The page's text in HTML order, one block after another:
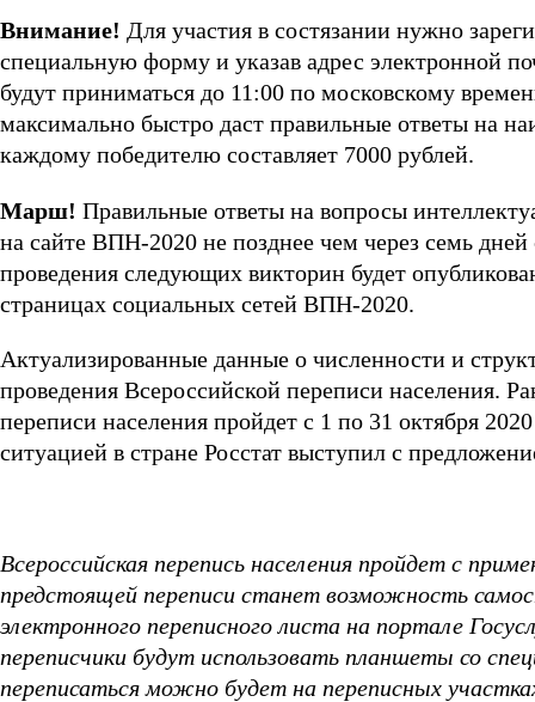
Внимание! Для участия в состязании нужно
специальную форму и указав адрес электронной
будут приниматься до 11:00 по московскому
максимально быстро даст правильные ответы на
каждому победителю составляет 7000 рублей.
Марш! Правильные ответы на вопросы
на сайте ВПН-2020 не позднее чем через семь
проведения следующих викторин будет
страницах социальных сетей ВПН-2020.
Актуализированные данные о численности и
проведения Всероссийской переписи населения.
переписи населения пройдет с 1 по 31 октября
ситуацией в стране Росстат выступил с
Всероссийская перепись населения пройдет с
предстоящей переписи станет возможность
электронного переписного листа на портале
переписчики будут использовать планшеты со
переписаться можно будет на переписных